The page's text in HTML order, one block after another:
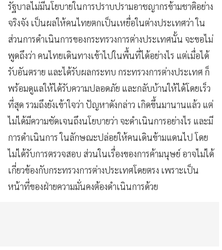
รัฐบาลไม่มีนโยบายในการปราบปรามอาชญากรข้ามชาติอย่าง
จริงจัง เป็นผลให้คนไทยตกเป็นเหยื่อในต่างประเทศว่า ใน
ส่วนการดำเนินการของกระทรวงการต่างประเทศนั้น จะขอไม่
พูดถึงว่า คนไทยเดินทางเข้าไปในพื้นที่ได้อย่างไร แต่เมื่อได้
รับอันตราย และได้รับผลกระทบ กระทรวงการต่างประเทศ ก็
พร้อมดูแลให้ได้รับความปลอดภัย และกลับบ้านให้ได้โดยเร็ว
ที่สุด รวมถึงยังเข้าใจว่า ปัญหาดังกล่าว เกิดขึ้นมานานแล้ว แต่
ไม่ได้มีความชัดเจนถึงนโยบายว่า จะดำเนินการอย่างไร และมี
การดำเนินการ ในลักษณะปล่อยให้คนเดินข้ามแดนไป โดย
ไม่ได้รับการตรวจสอบ ส่วนในเรื่องของการค้ามนุษย์ อาจไม่ได้
เกี่ยวข้องกับกระทรวงการต่างประเทศโดยตรง เพราะเป็น
หน้าที่ของฝ่ายความมั่นคงต้องดำเนินการด้วย